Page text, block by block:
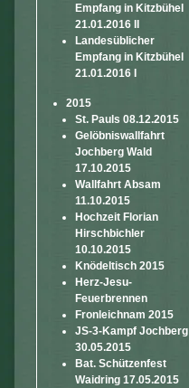
Empfang in Kitzbühel
21.01.2016 II
Landesüblicher
Empfang in Kitzbühel
21.01.2016 I
2015
St. Pauls 08.12.2015
Gelöbniswallfahrt
Jochberg Wald
17.10.2015
Wallfahrt Absam
11.10.2015
Hochzeit Florian
Hirschbichler
10.10.2015
Knödeltisch 2015
Herz-Jesu-
Feuerbrennen
Fronleichnam 2015
JS-3-Kampf Jochberg
30.05.2015
Bat. Schützenfest
Waidring 17.05.2015